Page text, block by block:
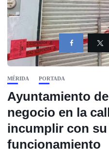
MÉRIDA PORTADA
Ayuntamiento
negocio en la
incumplir con
funcionamiento